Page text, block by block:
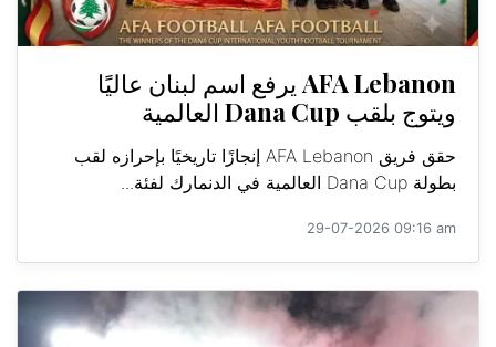
AFA Lebanon يرفع اسم لبنان عاليًا
ويتوج بلقب Dana Cup العالمية
حقق فريق AFA Lebanon إنجازًا تاريخيًا بإحرازه لقب
بطولة Dana Cup العالمية في الدنمارك لفئة...
29-07-2026 09:16 am